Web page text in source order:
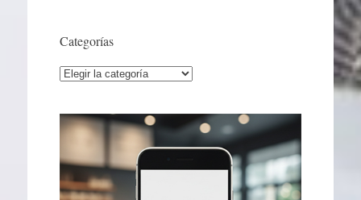
Categorías
Categorías